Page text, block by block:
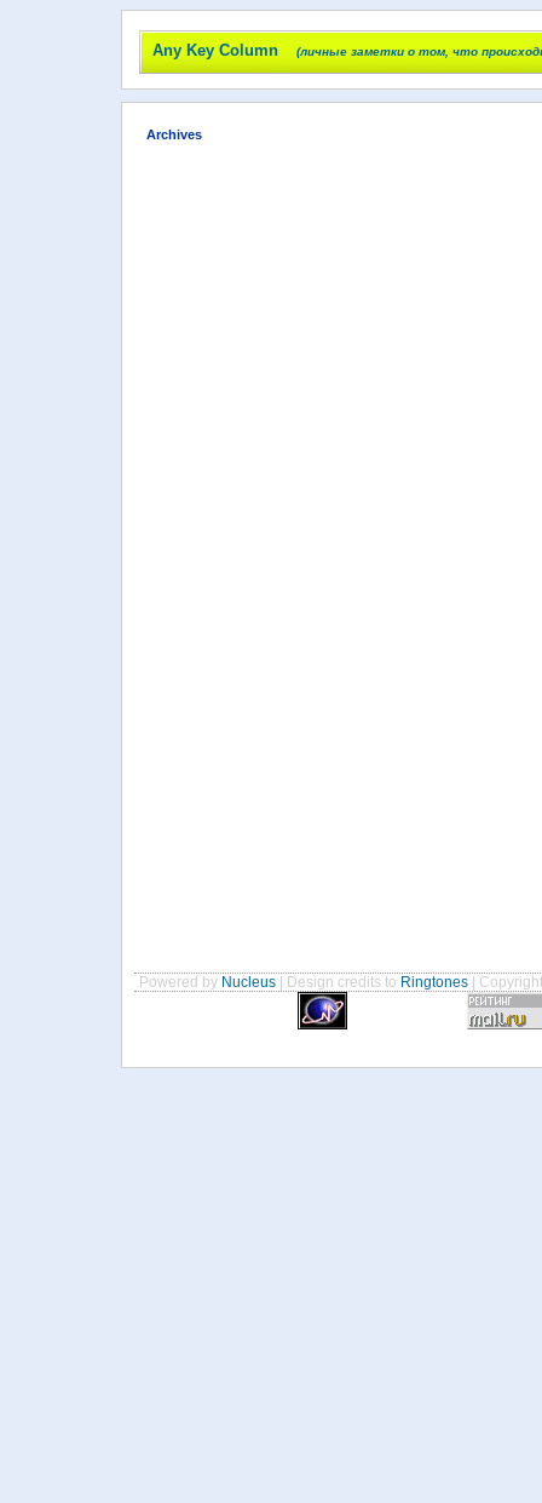
Any Key Column (личные заметки о том, что
Archives
Powered by Nucleus | Design credits to Ringtones |